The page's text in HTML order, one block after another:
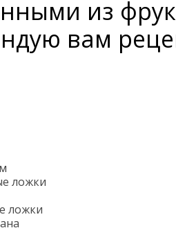
из
вам
ложки
ложки